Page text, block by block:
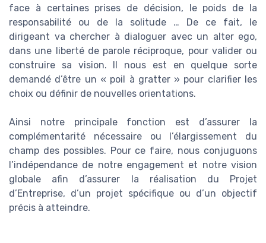
face à certaines prises de décision, le poids de la
responsabilité ou de la solitude … De ce fait, le
dirigeant va chercher à dialoguer avec un alter ego,
dans une liberté de parole réciproque, pour valider ou
construire sa vision. Il nous est en quelque sorte
demandé d’être un « poil à gratter » pour clarifier les
choix ou définir de nouvelles orientations.
Ainsi notre principale fonction est d’assurer la
complémentarité nécessaire ou l’élargissement du
champ des possibles. Pour ce faire, nous conjuguons
l’indépendance de notre engagement et notre vision
globale afin d’assurer la réalisation du Projet
d’Entreprise, d’un projet spécifique ou d’un objectif
précis à atteindre.